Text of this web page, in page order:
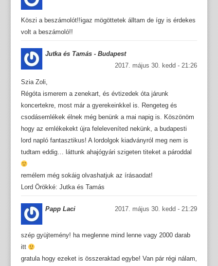
Köszi a beszámolót!!igaz mögöttetek álltam de így is érdekes
volt a beszámoló!!
Jutka és Tamás - Budapest
2017. május 30. kedd - 21:26
Szia Zoli,
Régóta ismerem a zenekart, és évtizedek óta járunk
koncertekre, most már a gyerekeinkkel is. Rengeteg és
csodásemlékek élnek még benünk a mai napig is. Köszönöm
hogy az emlékekekt újra feleleveníted nekünk, a budapesti
lord napló fantasztikus! A lordolgok kiadványról meg nem is
tudtam eddig… láttunk ahajógyári szigeten titeket a pároddal
remélem még sokáig olvashatjuk az írásaodat!
Lord Örökké: Jutka és Tamás
Papp Laci 2017. május 30. kedd - 21:29
szép gyüjtemény! ha meglenne mind lenne vagy 2000 darab
itt
gratula hogy ezeket is összeraktad egybe! Van pár régi nálam,